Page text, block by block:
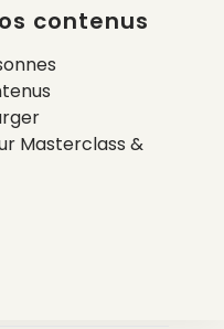
contenus
Masterclass &